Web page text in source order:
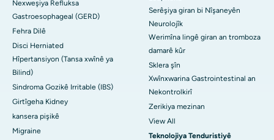
Nexweşiya Refluksa
Gastroesophageal (GERD)
Fehra Dilê
Disci Herniated
Hîpertansiyon (Tansa xwînê ya
Bilind)
Sindroma Gozikê Irritable (IBS)
Girtîgeha Kidney
kansera pişikê
Migraine
Serêşiya giran bi Nîşaneyên
Neurolojîk
Werimîna lingê giran an tromboza
damarê kûr
Sklera şîn
Xwînxwarina Gastrointestinal an
Nekontrolkirî
Zerikiya mezinan
View All
Teknolojiya Tenduristiyê